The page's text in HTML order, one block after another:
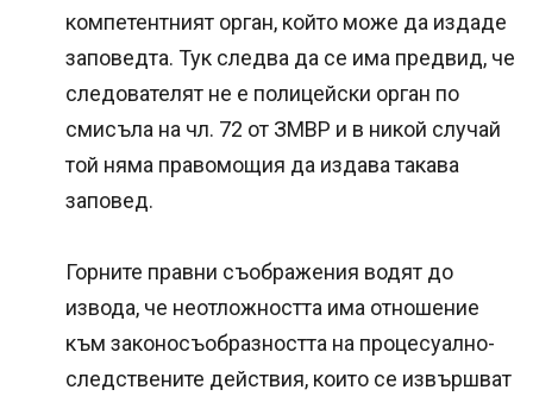
компетентният орган, който може да издаде
заповедта. Тук следва да се има предвид, че
следователят не е полицейски орган по
смисъла на чл. 72 от ЗМВР и в никой случай
той няма правомощия да издава такава
заповед.
Горните правни съображения водят до
извода, че неотложността има отношение
към законосъобразността на процесуално-
следствените действия, които се извършват